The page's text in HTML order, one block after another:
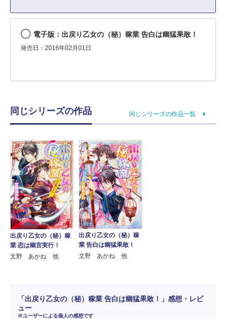
電子版：出戻り乙女の（秘）稼業 告白は幽猛果敢！
発売日：2016年02月01日
同じシリーズの作品 同じシリーズの作品一覧
出戻り乙女の（秘）稼
業 恋は幽言実行！
文野 あかね 他
出戻り乙女の（秘）稼
業 告白は幽猛果敢！
文野 あかね 他
「出戻り乙女の（秘）稼業 告白は幽猛果敢！」感想・レビ
ュー
※ユーザーによる個人の感想です